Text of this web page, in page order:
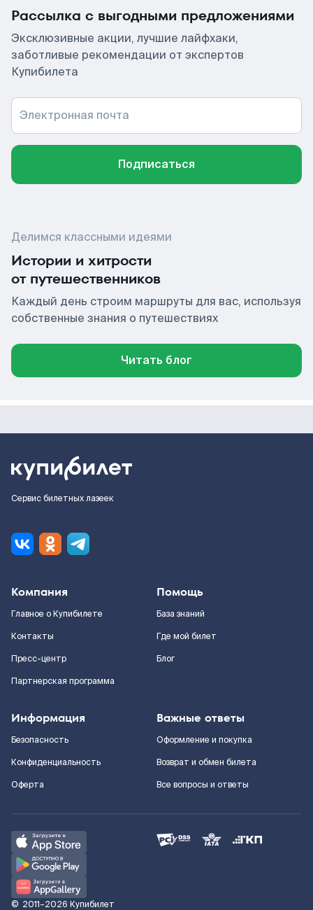
Рассылка с выгодными предложениями
Эксклюзивные акции, лучшие лайфхаки,
заботливые рекомендации от экспертов
Купибилета
Электронная почта
Подписаться
Делимся классными идеями
Истории и хитрости
от путешественников
Каждый день строим маршруты для вас, используя
собственные знания о путешествиях
Читать блог
Сервис билетных лазеек
Компания
Главное о Купибилете
Контакты
Пресс-центр
Партнерская программа
Помощь
База знаний
Где мой билет
Блог
Информация
Безопасность
Конфиденциальность
Оферта
Важные ответы
Оформление и покупка
Возврат и обмен билета
Все вопросы и ответы
© 2011–2026 Купибилет